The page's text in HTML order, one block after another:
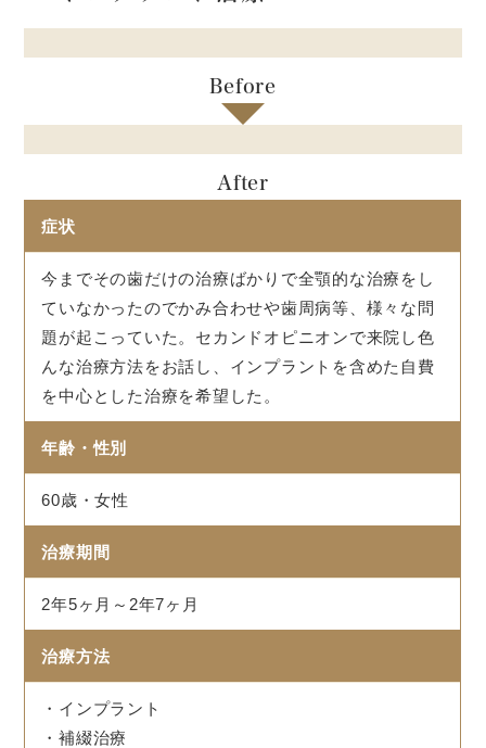
Before
After
症状
今までその歯だけの治療ばかりで全顎的な治療をし
ていなかったのでかみ合わせや歯周病等、様々な問
題が起こっていた。セカンドオピニオンで来院し色
んな治療方法をお話し、インプラントを含めた自費
を中心とした治療を希望した。
年齢・性別
60歳・女性
治療期間
2年5ヶ月～2年7ヶ月
治療方法
・インプラント
・補綴治療